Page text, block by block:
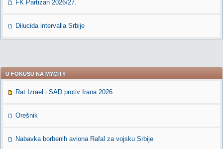
FK Partizan 2026/27.
Dilucida intervalla Srbije
U FOKUSU NA MYCITY
Rat Izrael i SAD protiv Irana 2026
Orešnik
Nabavka borbenih aviona Rafal za vojsku Srbije